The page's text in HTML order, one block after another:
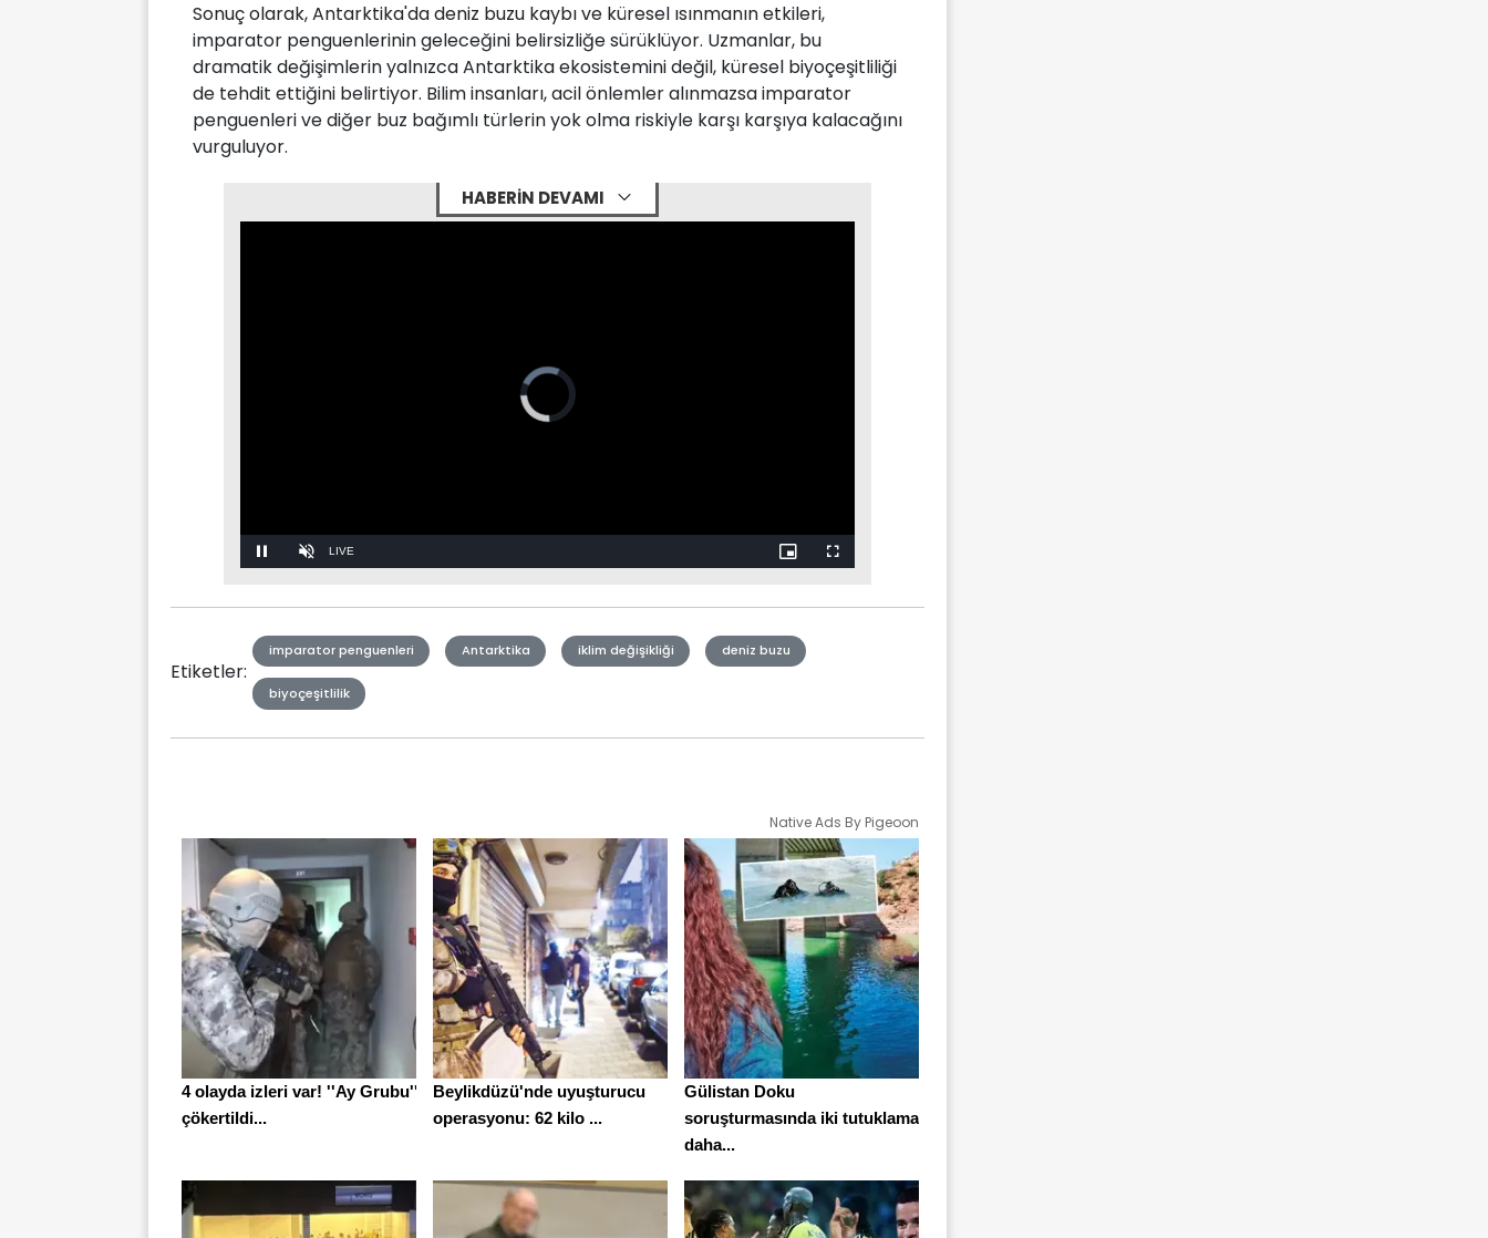
Sonuç olarak, Antarktika'da deniz buzu kaybı ve küresel ısınmanın etkileri,
imparator penguenlerinin geleceğini belirsizliğe sürüklüyor. Uzmanlar, bu
dramatik değişimlerin yalnızca Antarktika ekosistemini değil, küresel biyoçeşitliliği
de tehdit ettiğini belirtiyor. Bilim insanları, acil önlemler alınmazsa imparator
penguenleri ve diğer buz bağımlı türlerin yok olma riskiyle karşı karşıya kalacağını
vurguluyor.
HABERİN DEVAMI
Unmute Stream
Etiketler:
imparator penguenleri Antarktika iklim değişikliği deniz buzu
biyoçeşitlilik
Native Ads By Pigeoon
4 olayda izleri var! ''Ay Grubu''
çökertildi...
Beylikdüzü'nde uyuşturucu
operasyonu: 62 kilo ...
Gülistan Doku
soruşturmasında iki tutuklama
daha...